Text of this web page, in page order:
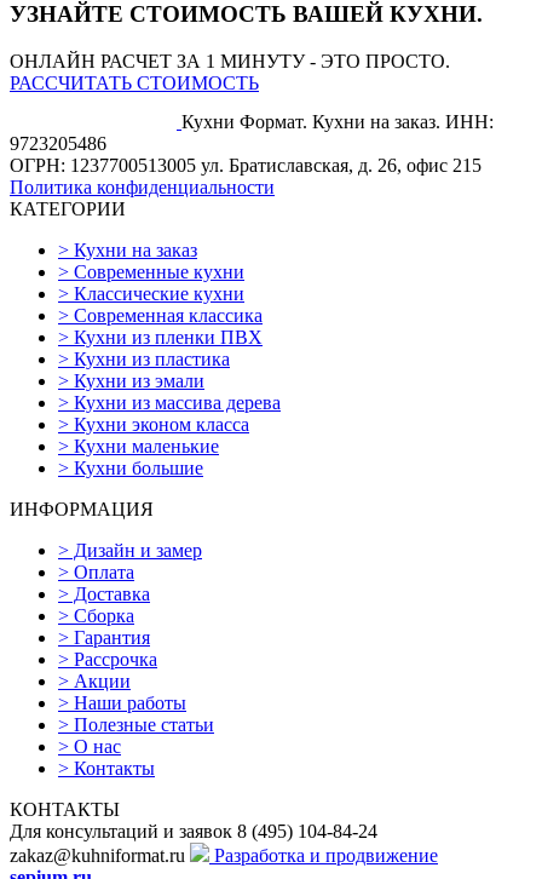
УЗНАЙТЕ СТОИМОСТЬ ВАШЕЙ КУХНИ.
ОНЛАЙН РАСЧЕТ ЗА 1 МИНУТУ - ЭТО ПРОСТО.
РАССЧИТАТЬ СТОИМОСТЬ
Кухни Формат. Кухни на заказ. ИНН:
9723205486
ОГРН: 1237700513005 ул. Братиславская, д. 26, офис 215
Политика конфиденциальности
КАТЕГОРИИ
> Кухни на заказ
> Современные кухни
> Классические кухни
> Современная классика
> Кухни из пленки ПВХ
> Кухни из пластика
> Кухни из эмали
> Кухни из массива дерева
> Кухни эконом класса
> Кухни маленькие
> Кухни большие
ИНФОРМАЦИЯ
> Дизайн и замер
> Оплата
> Доставка
> Сборка
> Гарантия
> Рассрочка
> Акции
> Наши работы
> Полезные статьи
> О нас
> Контакты
КОНТАКТЫ
Для консультаций и заявок 8 (495) 104-84-24
zakaz@kuhniformat.ru
Разработка и продвижение